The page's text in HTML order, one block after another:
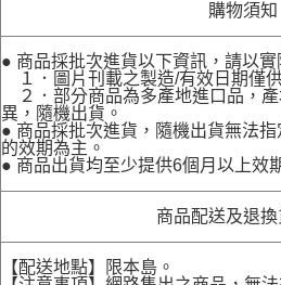
購物須知
● 商品採批次進貨以下資訊，請以實
１．圖片刊載之製造/有效日期僅
２．部分商品為多產地進口品，
異，隨機出貨。
● 商品採批次進貨，隨機出貨無法
的效期為主。
● 商品出貨均至少提供6個月以上效
商品配送及退換
【配送地點】限本島。